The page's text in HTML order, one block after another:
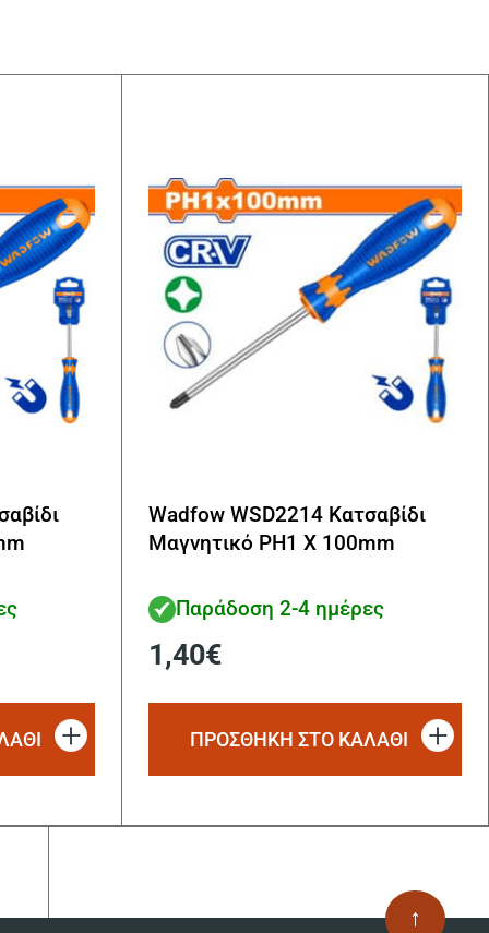
Wadfow WSD2214 Κατσαβίδι
Μαγνητικό PH1 X 100mm
Παράδοση 2-4 ημέρες
1,40€
ΠΡΟΣΘΗΚΗ ΣΤΟ ΚΑΛΑΘΙ
↑